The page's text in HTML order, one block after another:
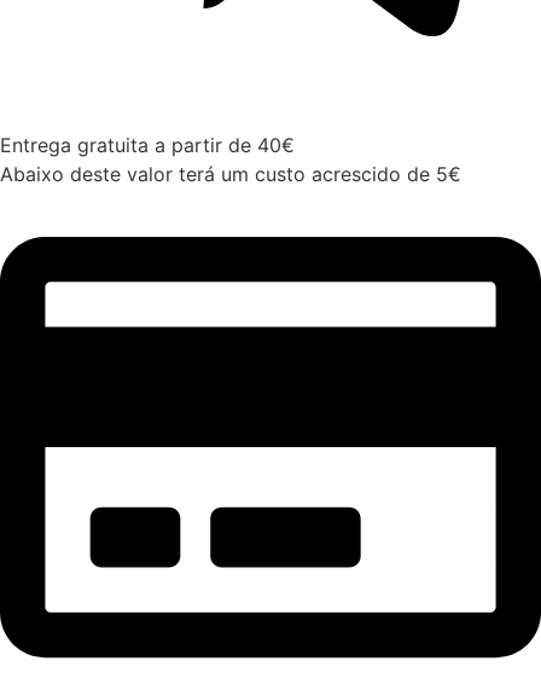
Entrega gratuita a partir de 40€
Abaixo deste valor terá um custo acrescido de 5€